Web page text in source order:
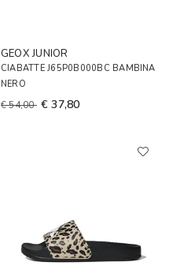
GEOX JUNIOR
CIABATTE J65P0B000BC BAMBINA
NERO
€ 54,00 € 37,80